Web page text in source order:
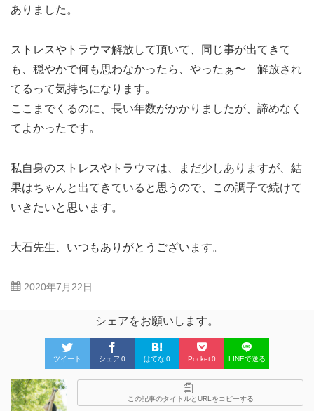
ありました。
ストレスやトラウマ解放して頂いて、同じ事が出てきて
も、穏やかで何も思わなかったら、やったぁ〜 解放され
てるって気持ちになります。
ここまでくるのに、長い年数がかかりましたが、諦めなく
てよかったです。
私自身のストレスやトラウマは、まだ少しありますが、結
果はちゃんと出てきていると思うので、この調子で続けて
いきたいと思います。
大石先生、いつもありがとうございます。
2020年7月22日
シェアをお願いします。
ツイート シェア 0 はてな 0 Pocket0 LINEで送る
この記事のタイトルとURLをコピーする